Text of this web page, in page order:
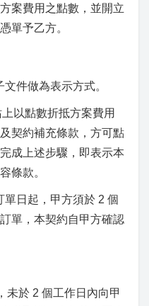
案費用之點數，並開立
單予乙方。
件做為表示方式。
以點數折抵方案費用
契約補充條款，方可點
成上述步驟，即表示本
條款。
單日起，甲方須於 2 個
單，本契約自甲方確認
於 2 個工作日內向甲